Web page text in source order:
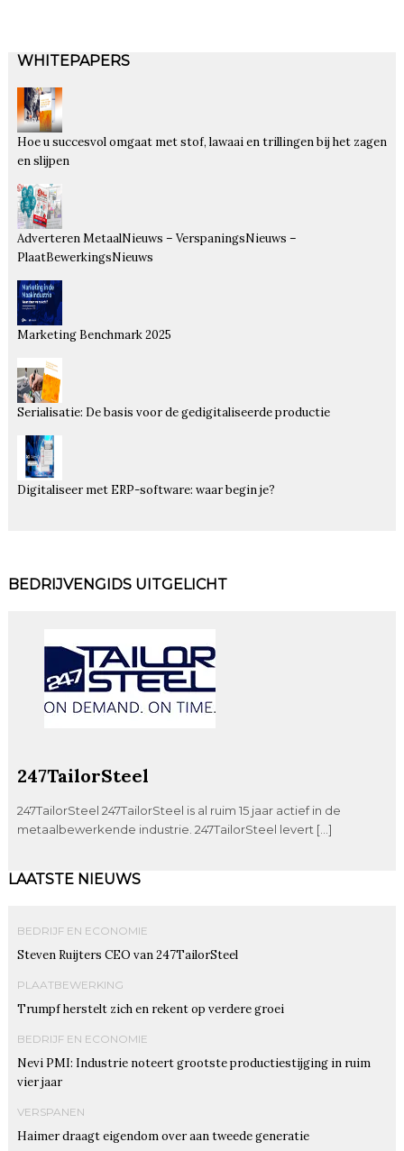
WHITEPAPERS
Hoe u succesvol omgaat met stof, lawaai en trillingen bij het zagen
en slijpen
Adverteren MetaalNieuws – VerspaningsNieuws –
PlaatBewerkingsNieuws
Marketing Benchmark 2025
Serialisatie: De basis voor de gedigitaliseerde productie
Digitaliseer met ERP-software: waar begin je?
BEDRIJVENGIDS UITGELICHT
247TailorSteel
247TailorSteel 247TailorSteel is al ruim 15 jaar actief in de
metaalbewerkende industrie. 247TailorSteel levert […]
LAATSTE NIEUWS
BEDRIJF EN ECONOMIE
Steven Ruijters CEO van 247TailorSteel
PLAATBEWERKING
Trumpf herstelt zich en rekent op verdere groei
BEDRIJF EN ECONOMIE
Nevi PMI: Industrie noteert grootste productiestijging in ruim
vier jaar
VERSPANEN
Haimer draagt eigendom over aan tweede generatie